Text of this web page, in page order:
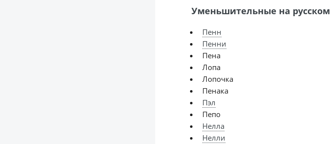
Уменьшительные на русском
Пенн
Пенни
Пена
Лопа
Лопочка
Пенака
Пэл
Пепо
Нелла
Нелли